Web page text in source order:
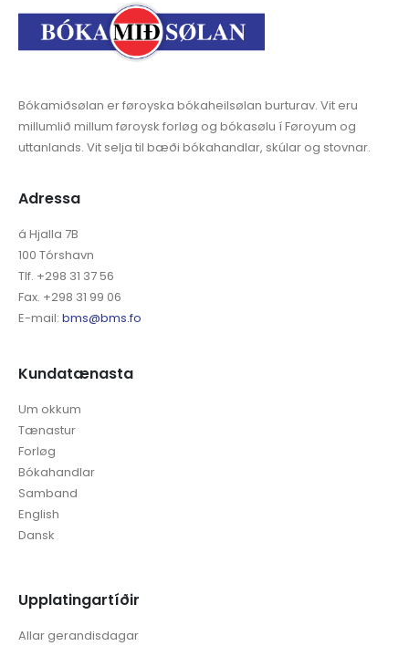
Bókamiðsølan er føroyska bókaheilsølan burturav. Vit eru
millumlið millum føroysk forløg og bókasølu í Føroyum og
uttanlands. Vit selja til bæði bókahandlar, skúlar og stovnar.
Adressa
á Hjalla 7B
100 Tórshavn
Tlf. +298 31 37 56
Fax. +298 31 99 06
E-mail: bms@bms.fo
Kundatænasta
Um okkum
Tænastur
Forløg
Bókahandlar
Samband
English
Dansk
Upplatingartíðir
Allar gerandisdagar